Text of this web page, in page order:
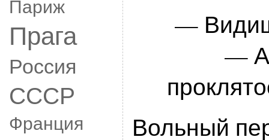
Париж
Прага
Россия
СССР
Франция
—
—
Вольный